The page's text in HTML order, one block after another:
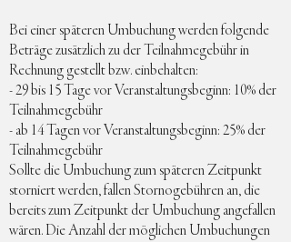
Bei einer späteren Umbuchung werden folgende
Beträge zusätzlich zu der Teilnahmegebühr in
Rechnung gestellt bzw. einbehalten:
- 29 bis 15 Tage vor Veranstaltungsbeginn: 10% der
Teilnahmegebühr
- ab 14 Tagen vor Veranstaltungsbeginn: 25% der
Teilnahmegebühr
Sollte die Umbuchung zum späteren Zeitpunkt
storniert werden, fallen Stornogebühren an, die
bereits zum Zeitpunkt der Umbuchung angefallen
wären. Die Anzahl der möglichen Umbuchungen